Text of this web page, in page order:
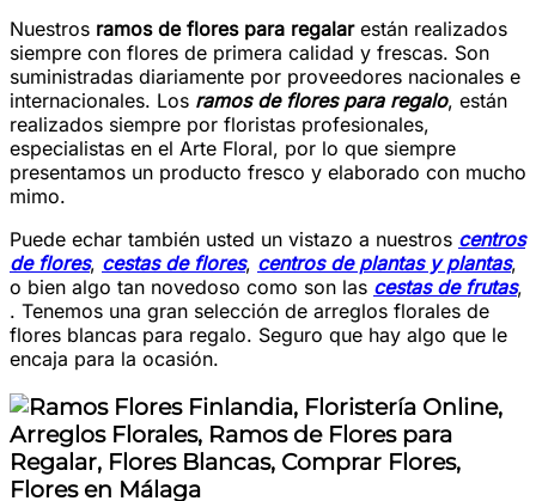
Nuestros ramos de flores para regalar están realizados
siempre con flores de primera calidad y frescas. Son
suministradas diariamente por proveedores nacionales e
internacionales. Los ramos de flores para regalo, están
realizados siempre por floristas profesionales,
especialistas en el Arte Floral, por lo que siempre
presentamos un producto fresco y elaborado con mucho
mimo.
Puede echar también usted un vistazo a nuestros centros
de flores, cestas de flores, centros de plantas y plantas,
o bien algo tan novedoso como son las cestas de frutas,
. Tenemos una gran selección de arreglos florales de
flores blancas para regalo. Seguro que hay algo que le
encaja para la ocasión.